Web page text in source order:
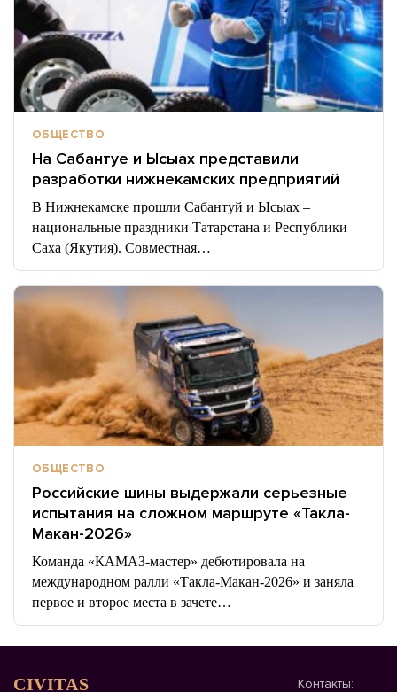
ОБЩЕСТВО
На Сабантуе и Ысыах представили
разработки нижнекамских предприятий
В Нижнекамске прошли Сабантуй и Ысыах –
национальные праздники Татарстана и Республики
Саха (Якутия). Совместная…
ОБЩЕСТВО
Российские шины выдержали серьезные
испытания на сложном маршруте «Такла-
Макан-2026»
Команда «КАМАЗ-мастер» дебютировала на
международном ралли «Такла-Макан-2026» и заняла
первое и второе места в зачете…
CIVITAS Контакты: